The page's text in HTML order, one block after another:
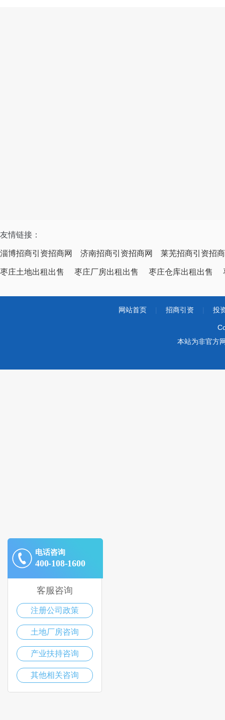
友情链接：
淄博招商引资招商网 济南招商引资招商网 莱芜招商引资招
枣庄土地出租出售 枣庄厂房出租出售 枣庄仓库出租出售
网站首页 招商引资 投
本站为非官方
电话咨询
400-108-1600
客服咨询
注册公司政策
土地厂房咨询
产业扶持咨询
其他相关咨询